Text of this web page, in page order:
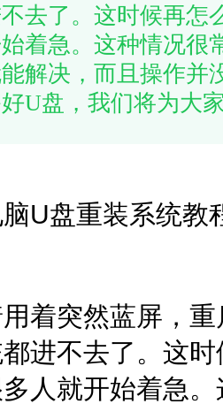
去了。这时候再怎
着急。这种情况很
解决，而且操作并
U盘，我们将为大
U盘重装系统教
着突然蓝屏，
进不去了。这
人就开始着急